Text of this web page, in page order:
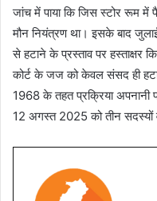
जांच में पाया कि जिस स्टोर रूम में
मौन नियंत्रण था। इसके बाद
से हटाने के प्रस्ताव पर हस्ताक्षर
कोर्ट के जज को केवल संसद ही
1968 के तहत प्रक्रिया अपनानी
12 अगस्त 2025 को तीन सदस्यों